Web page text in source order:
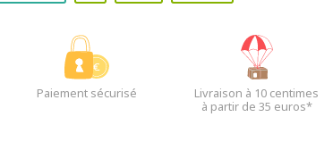
Paiement sécurisé
Livraison à 10 centimes
à partir de 35 euros*